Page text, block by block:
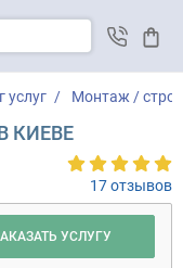
услуг Монтаж /
КИЕВЕ
17 отзывов
УСЛУГУ